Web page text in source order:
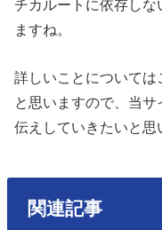
チカルートに依存しな
ますね。
詳しいことについて
と思いますので、当
伝えしていきたいと思
関連記事